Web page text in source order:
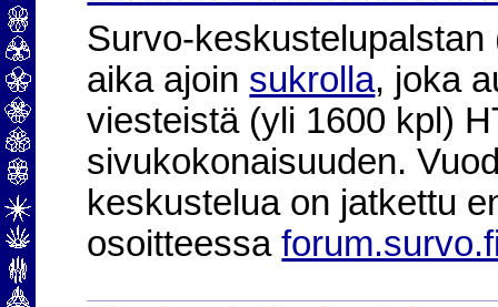
Survo-
aika ajoin sukrolla, joka
viesteistä (yli 1600 kpl)
sivukokonaisuuden.
keskustelua on jatkettu
osoitteessa